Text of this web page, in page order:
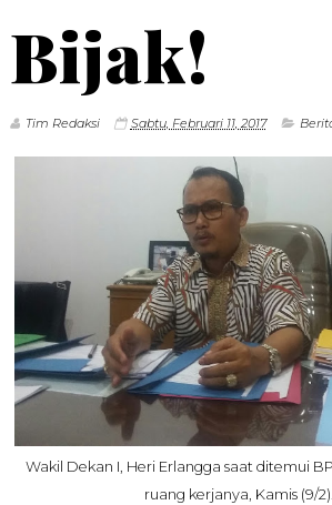
Bijak!
Tim Redaksi Sabtu, Februari 11, 2017
Wakil Dekan I, Heri Erlangga saat ditemui
ruang kerjanya, Kamis (9/2).